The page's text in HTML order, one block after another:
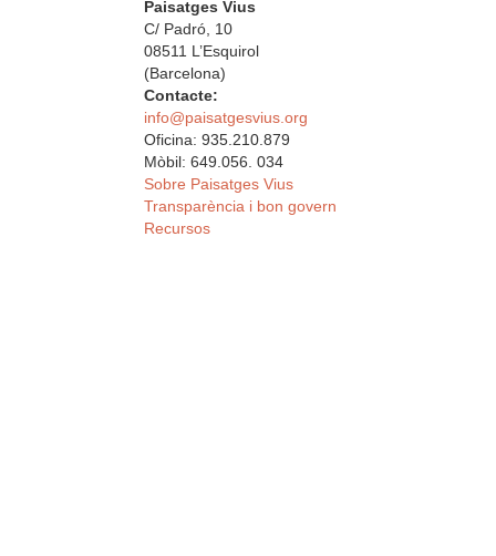
Paisatges Vius
C/ Padró, 10
08511 L’Esquirol
(Barcelona)
Contacte:
info@paisatgesvius.org
Oficina: 935.210.879
Mòbil: 649.056. 034
Sobre Paisatges Vius
Transparència i bon govern
Recursos